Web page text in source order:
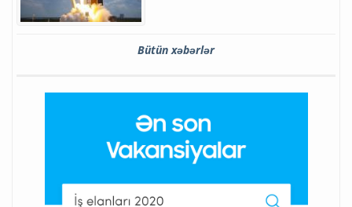
Bütün xəbərlər